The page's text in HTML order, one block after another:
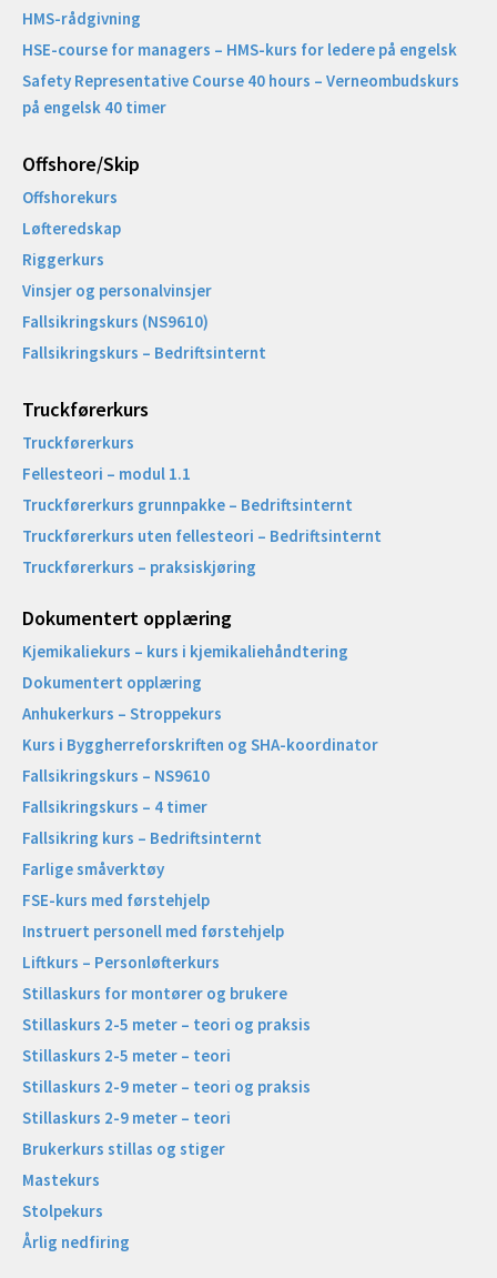
HMS-rådgivning
HSE-course for managers – HMS-kurs for ledere på engelsk
Safety Representative Course 40 hours – Verneombudskurs
på engelsk 40 timer
Offshore/Skip​
Offshorekurs
Løfteredskap
Riggerkurs
Vinsjer og personalvinsjer
Fallsikringskurs (NS9610)
Fallsikringskurs – Bedriftsinternt
Truckførerkurs
Truckførerkurs
Fellesteori – modul 1.1
Truckførerkurs grunnpakke – Bedriftsinternt
Truckførerkurs uten fellesteori – Bedriftsinternt
Truckførerkurs – praksiskjøring
Dokumentert opplæring
Kjemikaliekurs – kurs i kjemikaliehåndtering
Dokumentert opplæring
Anhukerkurs – Stroppekurs
Kurs i Byggherreforskriften og SHA-koordinator
Fallsikringskurs – NS9610
Fallsikringskurs – 4 timer
Fallsikring kurs – Bedriftsinternt
Farlige småverktøy
FSE-kurs med førstehjelp
Instruert personell med førstehjelp
Liftkurs – Personløfterkurs
Stillaskurs for montører og brukere
Stillaskurs 2-5 meter – teori og praksis
Stillaskurs 2-5 meter – teori
Stillaskurs 2-9 meter – teori og praksis
Stillaskurs 2-9 meter – teori
Brukerkurs stillas og stiger
Mastekurs
Stolpekurs
Årlig nedfiring